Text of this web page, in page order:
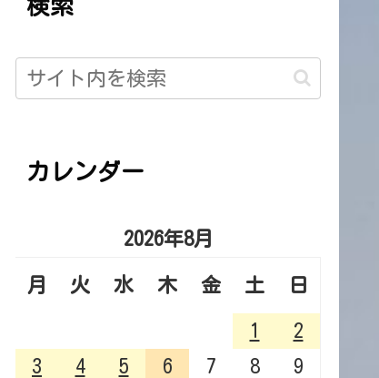
検索
カレンダー
2026年8月
月 火 水 木 金 土 日
1
2
3
4 5 6 7 8
9